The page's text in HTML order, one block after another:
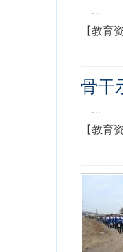
...
【教育
骨干
...
【教育